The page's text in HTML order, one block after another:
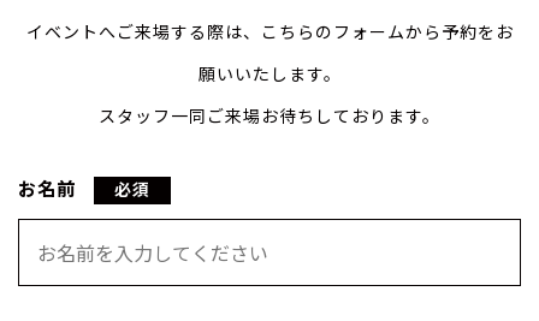
イベントへご来場する際は、こちらのフォームから予約をお
願いいたします。
スタッフ一同ご来場お待ちしております。
お名前